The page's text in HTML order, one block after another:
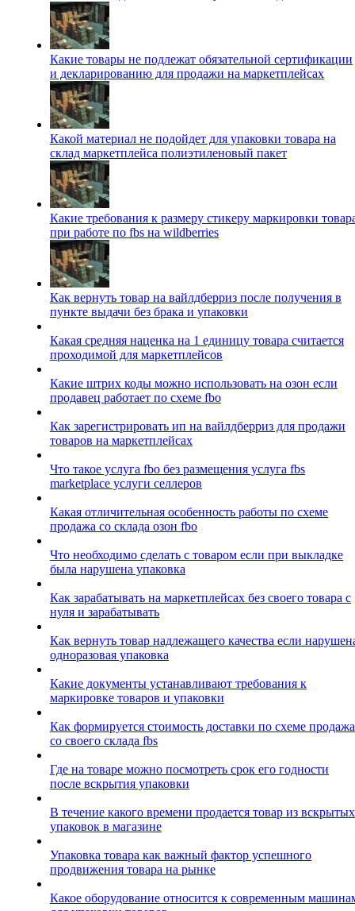
Какие товары не подлежат обязательной сертификации
и декларированию для продажи на маркетплейсах
Какой материал не подойдет для упаковки товара на
склад маркетплейса полиэтиленовый пакет
Какие требования к размеру стикеру маркировки
при работе по fbs на wildberries
Как вернуть товар на вайлдберриз после получения в
пункте выдачи без брака и упаковки
Какая средняя наценка на 1 единицу товара считается
проходимой для маркетплейсов
Какие штрих коды можно использовать на озон если
продавец работает по схеме fbo
Как зарегистрировать ип на вайлдберриз для продажи
товаров на маркетплейсах
Что такое услуга fbo без размещения услуга fbs
marketplace услуги селлеров
Какая отличительная особенность работы по схеме
продажа со склада озон fbo
Что необходимо сделать с товаром если при выкладке
была нарушена упаковка
Как зарабатывать на маркетплейсах без своего товара с
нуля и зарабатывать
Как вернуть товар надлежащего качества если
одноразовая упаковка
Какие документы устанавливают требования к
маркировке товаров и упаковки
Как формируется стоимость доставки по схеме продажа
со своего склада fbs
Где на товаре можно посмотреть срок его годности
после вскрытия упаковки
В течение какого времени продается товар из вскрытых
упаковок в магазине
Упаковка товара как важный фактор успешного
продвижения товара на рынке
Какое оборудование относится к современным